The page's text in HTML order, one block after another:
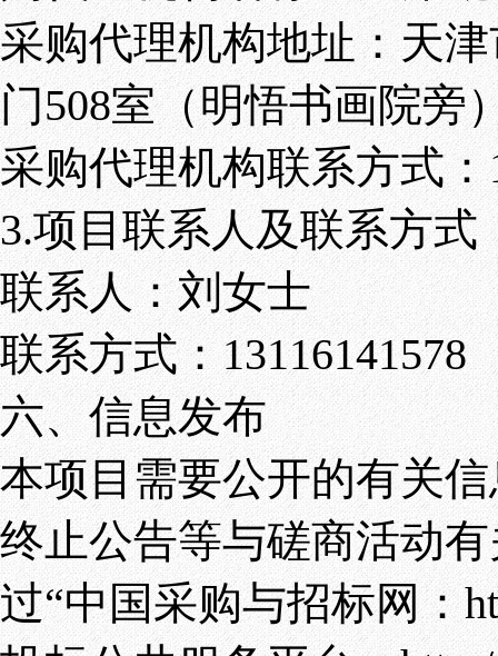
采购代理机构地址：天
门508室（明悟书画院旁
采购代理机构联系方式：
3.项目联系人及联系方式
联系人：刘女士
联系方式：13116141578
六、信息发布
本项目需要公开的有关
终止公告等与磋商活动
过“中国采购与招标网：